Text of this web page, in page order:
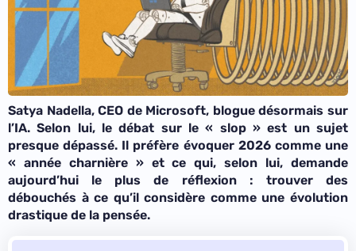
Satya Nadella, CEO de Microsoft, blogue désormais sur
l’IA. Selon lui, le débat sur le « slop » est un sujet
presque dépassé. Il préfère évoquer 2026 comme une
« année charnière » et ce qui, selon lui, demande
aujourd’hui le plus de réflexion : trouver des
débouchés à ce qu’il considère comme une évolution
drastique de la pensée.